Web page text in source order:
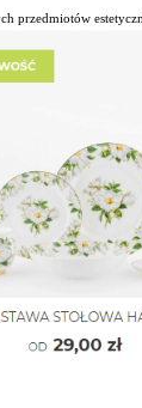
przedmiotów